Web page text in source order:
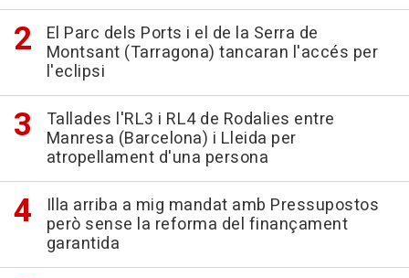
El Parc dels Ports i el de la Serra de
Montsant (Tarragona) tancaran l'accés per
l'eclipsi
Tallades l'RL3 i RL4 de Rodalies entre
Manresa (Barcelona) i Lleida per
atropellament d'una persona
Illa arriba a mig mandat amb Pressupostos
però sense la reforma del finançament
garantida